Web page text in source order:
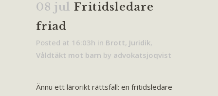
08 jul Fritidsledare
friad
Posted at 16:03h in Brott, Juridik,
Våldtäkt mot barn by advokatsjoqvist
Ännu ett lärorikt rättsfall: en fritidsledare